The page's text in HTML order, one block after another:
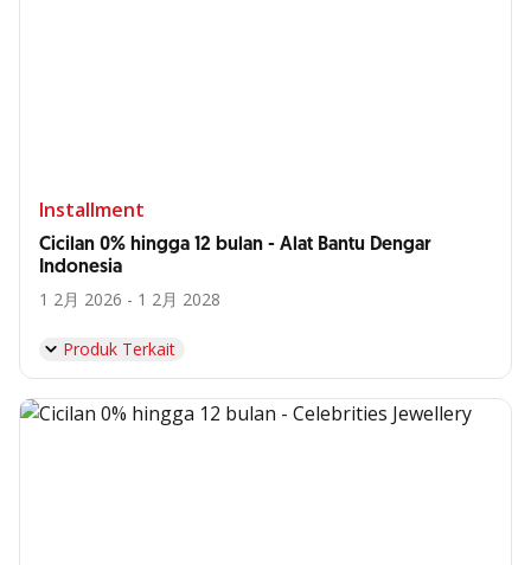
Installment
Cicilan 0% hingga 12 bulan - Alat Bantu Dengar
Indonesia
1 2月 2026 - 1 2月 2028
Produk Terkait